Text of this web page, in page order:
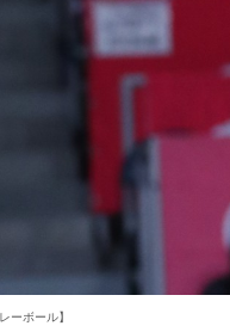
ーボール】